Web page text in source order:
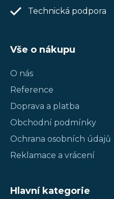
Technická podpora
Vše o nákupu
O nás
Reference
Doprava a platba
Obchodní podmínky
Ochrana osobních údajů
Reklamace a vrácení
Hlavní kategorie